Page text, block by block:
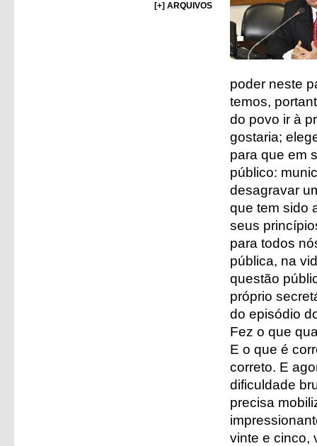
[+] ARQUIVOS
poder neste
temos,
do povo ir à
gostaria;
para que em
público:
desagravar
que tem sido
seus
para todos
pública, na
questão
próprio
do episódio
Fez o que
E o que é
correto. E
dificuldade
precisa
vinte e cinco,